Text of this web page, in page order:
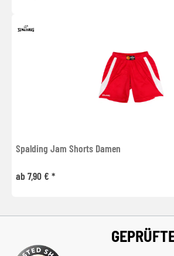
Spalding Jam Shorts Damen
ab 7,90 € *